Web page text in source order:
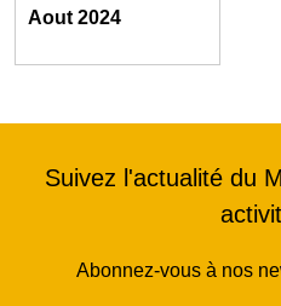
Aout 2024
Suivez l'actualité du
Abonnez-vous à nos